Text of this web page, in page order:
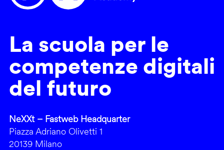
La scuola per le
competenze digitali
del futuro
NeXXt – Fastweb Headquarter
Piazza Adriano Olivetti 1
20139 Milano